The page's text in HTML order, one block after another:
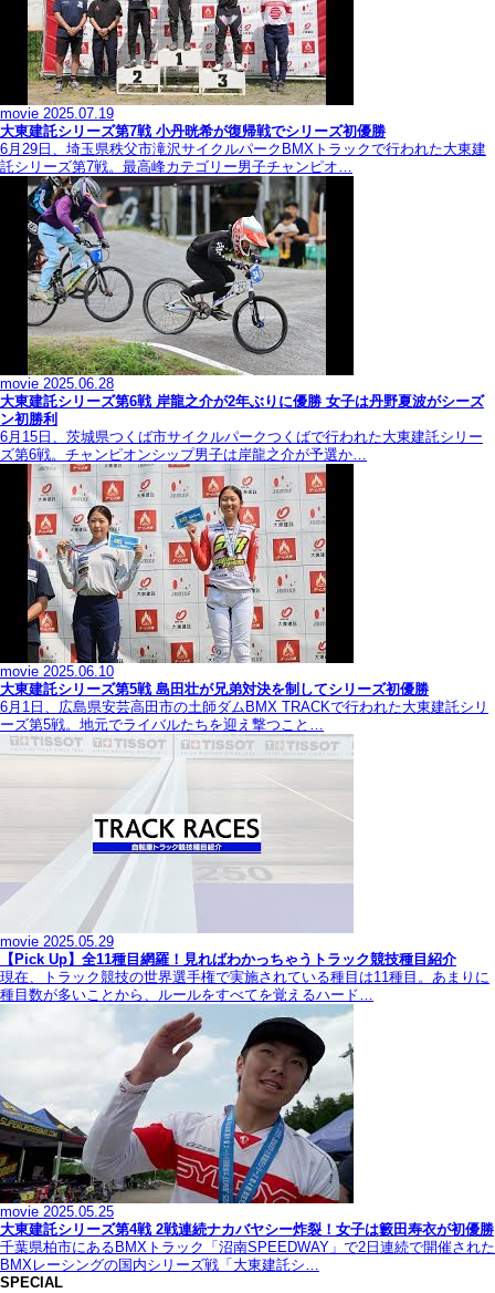
movie 2025.07.19
大東建託シリーズ第7戦 ⼩丹晄希が復帰戦でシリーズ初優勝
6月29日、埼玉県秩父市滝沢サイクルパークBMXトラックで行われた大東建
託シリーズ第7戦。最高峰カテゴリー男子チャンピオ…
movie 2025.06.28
大東建託シリーズ第6戦 岸龍之介が2年ぶりに優勝 女子は丹野夏波がシーズ
ン初勝利
6月15日、茨城県つくば市サイクルパークつくばで行われた大東建託シリー
ズ第6戦。チャンピオンシップ男子は岸龍之介が予選か…
movie 2025.06.10
大東建託シリーズ第5戦 島田壮が兄弟対決を制してシリーズ初優勝
6月1日、広島県安芸高田市の土師ダムBMX TRACKで行われた大東建託シリ
ーズ第5戦。地元でライバルたちを迎え撃つこと…
movie 2025.05.29
【Pick Up】全11種目網羅！見ればわかっちゃうトラック競技種目紹介
現在、トラック競技の世界選手権で実施されている種目は11種目。あまりに
種目数が多いことから、ルールをすべてを覚えるハード…
movie 2025.05.25
大東建託シリーズ第4戦 2戦連続ナカバヤシー炸裂！女子は籔田寿衣が初優勝
千葉県柏市にあるBMXトラック「沼南SPEEDWAY」で2日連続で開催された
BMXレーシングの国内シリーズ戦「大東建託シ…
SPECIAL